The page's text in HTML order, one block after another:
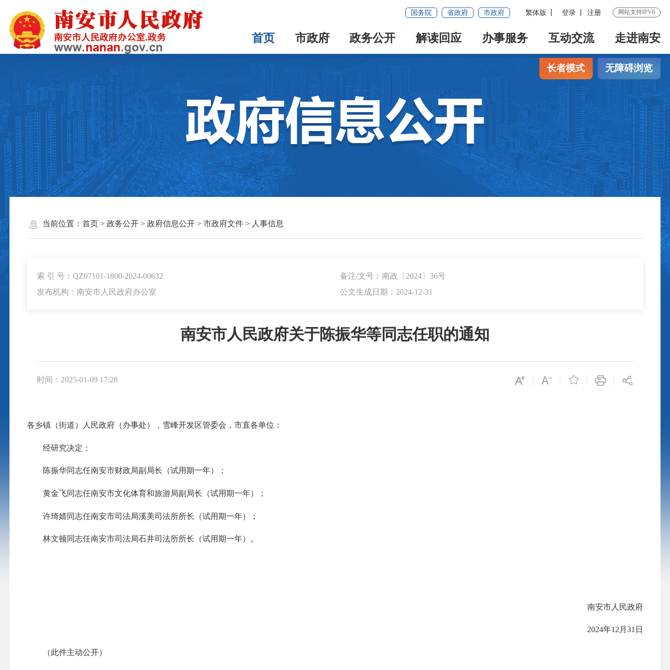
国务院 省政府 市政府 繁体版 登录 注册 网站支持IPV6
首页 市政府 政务公开 解读回应 办事服务 互动交流 走进南安
长者模式 无障碍浏览
当前位置： 首页> 政务公开> 政府信息公开> 市政府文件> 人事信息
索 引 号：QZ07101-1800-2024-00632
备注/文号：南政〔2024〕36号
发布机构：南安市人民政府办公室
公文生成日期：2024-12-31
南安市人民政府关于陈振华等同志任职的通知
时间：2025-01-09 17:28 
各乡镇（街道）人民政府（办事处），雪峰开发区管委会，市直各单位：
经研究决定：
陈振华同志任南安市财政局副局长（试用期一年）；
黄金飞同志任南安市文化体育和旅游局副局长（试用期一年）；
许琦婧同志任南安市司法局溪美司法所所长（试用期一年）；
林文顿同志任南安市司法局石井司法所所长（试用期一年）。
南安市人民政府
2024年12月31日
（此件主动公开）